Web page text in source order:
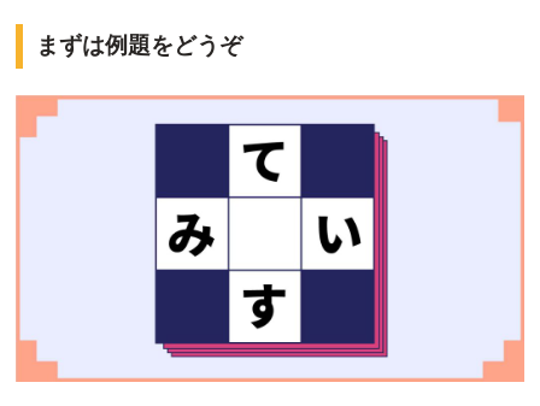
まずは例題をどうぞ